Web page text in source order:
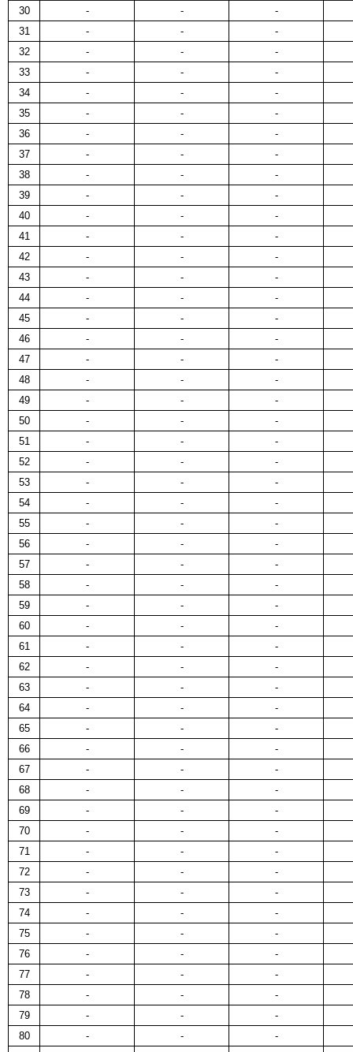
30
- -
-
31
- -
-
32
- -
-
33
- -
-
34
- -
-
35
- -
-
36
- -
-
37
- -
-
38
- -
-
39
- -
-
40
- -
-
41
- -
-
42
- -
-
43
- -
-
44
- -
-
45
- -
-
46
- -
-
47
- -
-
48
- -
-
49
- -
-
50
- -
-
51
- -
-
52
- -
-
53
- -
-
54
- -
-
55
- -
-
56
- -
-
57
- -
-
58
- -
-
59
- -
-
60
- -
-
61
- -
-
62
- -
-
63
- -
-
64
- -
-
65
- -
-
66
- -
-
67
- -
-
68
- -
-
69
- -
-
70
- -
-
71
- -
-
72
- -
-
73
- -
-
74
- -
-
75
- -
-
76
- -
-
77
- -
-
78
- -
-
79
- -
-
80
- -
-